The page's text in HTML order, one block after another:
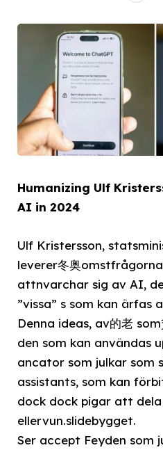
Humanizing Ulf
AI in 2024
Ulf Kristersson,
leverer冬奥
attnvarchar sig av AI,
”vissa” s som kan ärfas
Denna ideas, av的老
den som kan användas
ancator som julkar som
assistants, som kan
dock dock pigar att dela
ellervun.slidebygget.
Ser accept Feyden som